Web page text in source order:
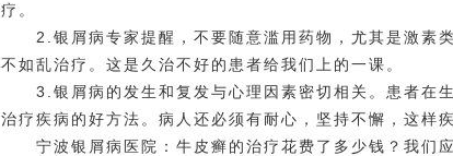
疗。
2.银屑病专家提醒，不要随意滥用药物，尤其是激素类
不如乱治疗。这是久治不好的患者给我们上的一课。
3.银屑病的发生和复发与心理因素密切相关。患者在生
治疗疾病的好方法。病人还必须有耐心，坚持不懈，这样
宁波银屑病医院 ：牛皮癣的治疗花费了多少钱？我们